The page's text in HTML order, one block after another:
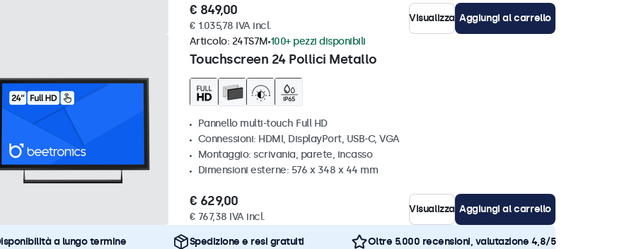
€ 849,00
€ 1.035,78 IVA incl.
Visualizza Aggiungi al carrello
Touchscreen 24 Pollici Metallo
Articolo: 24TS7M 100+ pezzi disponibili
Pannello multi-touch Full HD
Connessioni: HDMI, DisplayPort, USB-C, VGA
Montaggio: scrivania, parete, incasso
Dimensioni esterne: 576 x 348 x 44 mm
€ 629,00
€ 767,38 IVA incl.
Visualizza Aggiungi al carrello
a lungo termine Spedizione e resi gratuiti Oltre 5.000 recensioni, valutazione 4,8/5